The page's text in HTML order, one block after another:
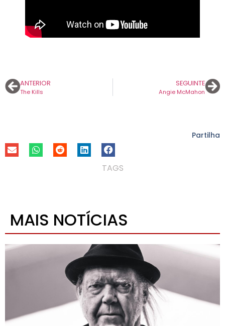
ANTERIOR
The Kills
SEGUINTE
Angie McMahon
Partilha
TAGS
MAIS NOTÍCIAS